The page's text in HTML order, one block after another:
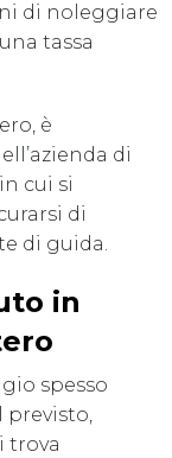
di noleggiare
tassa
è
di
cui si
di
di guida.
in
spesso
previsto,
trova